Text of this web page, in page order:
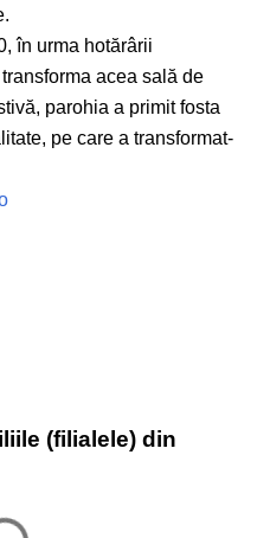
în urma hotărârii
acea sală de
parohia a primit fosta
pe care a transformat-
(filialele) din